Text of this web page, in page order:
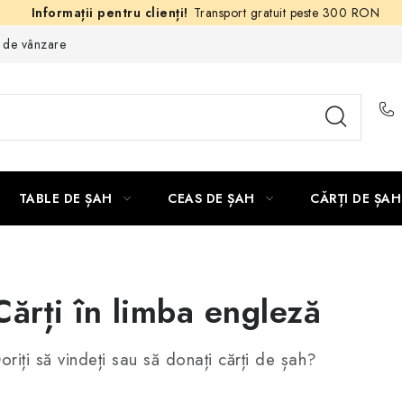
Transport gratuit peste 300 RON
vânzare
TABLE DE ȘAH CEAS DE ȘAH CĂRȚI DE ȘAH
în limba engleză
să vindeți sau să donați cărți de șah?